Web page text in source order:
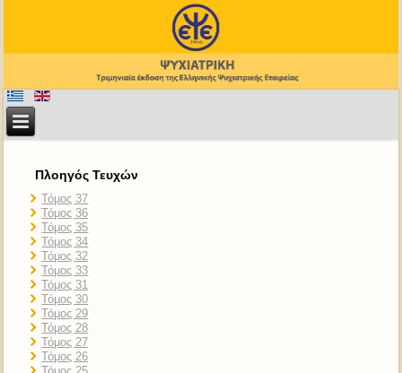
Πλοηγός Τευχών
Τόμος 37
Τόμος 36
Τόμος 35
Τόμος 34
Τόμος 32
Τόμος 33
Τόμος 31
Τόμος 30
Τόμος 29
Τόμος 28
Τόμος 27
Τόμος 26